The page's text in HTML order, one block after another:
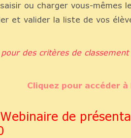
ou charger vous-mêmes
et valider la liste de vos
des critères de
Cliquez pour accéder
de